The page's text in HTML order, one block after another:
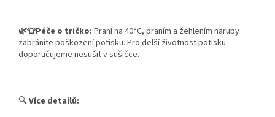
🌿👕Péče o tričko: Praní na 40°C, praním a žehlením naruby
zabráníte poškození potisku. Pro delší životnost potisku
doporučujeme nesušit v sušičce.
🔍 Více detailů: